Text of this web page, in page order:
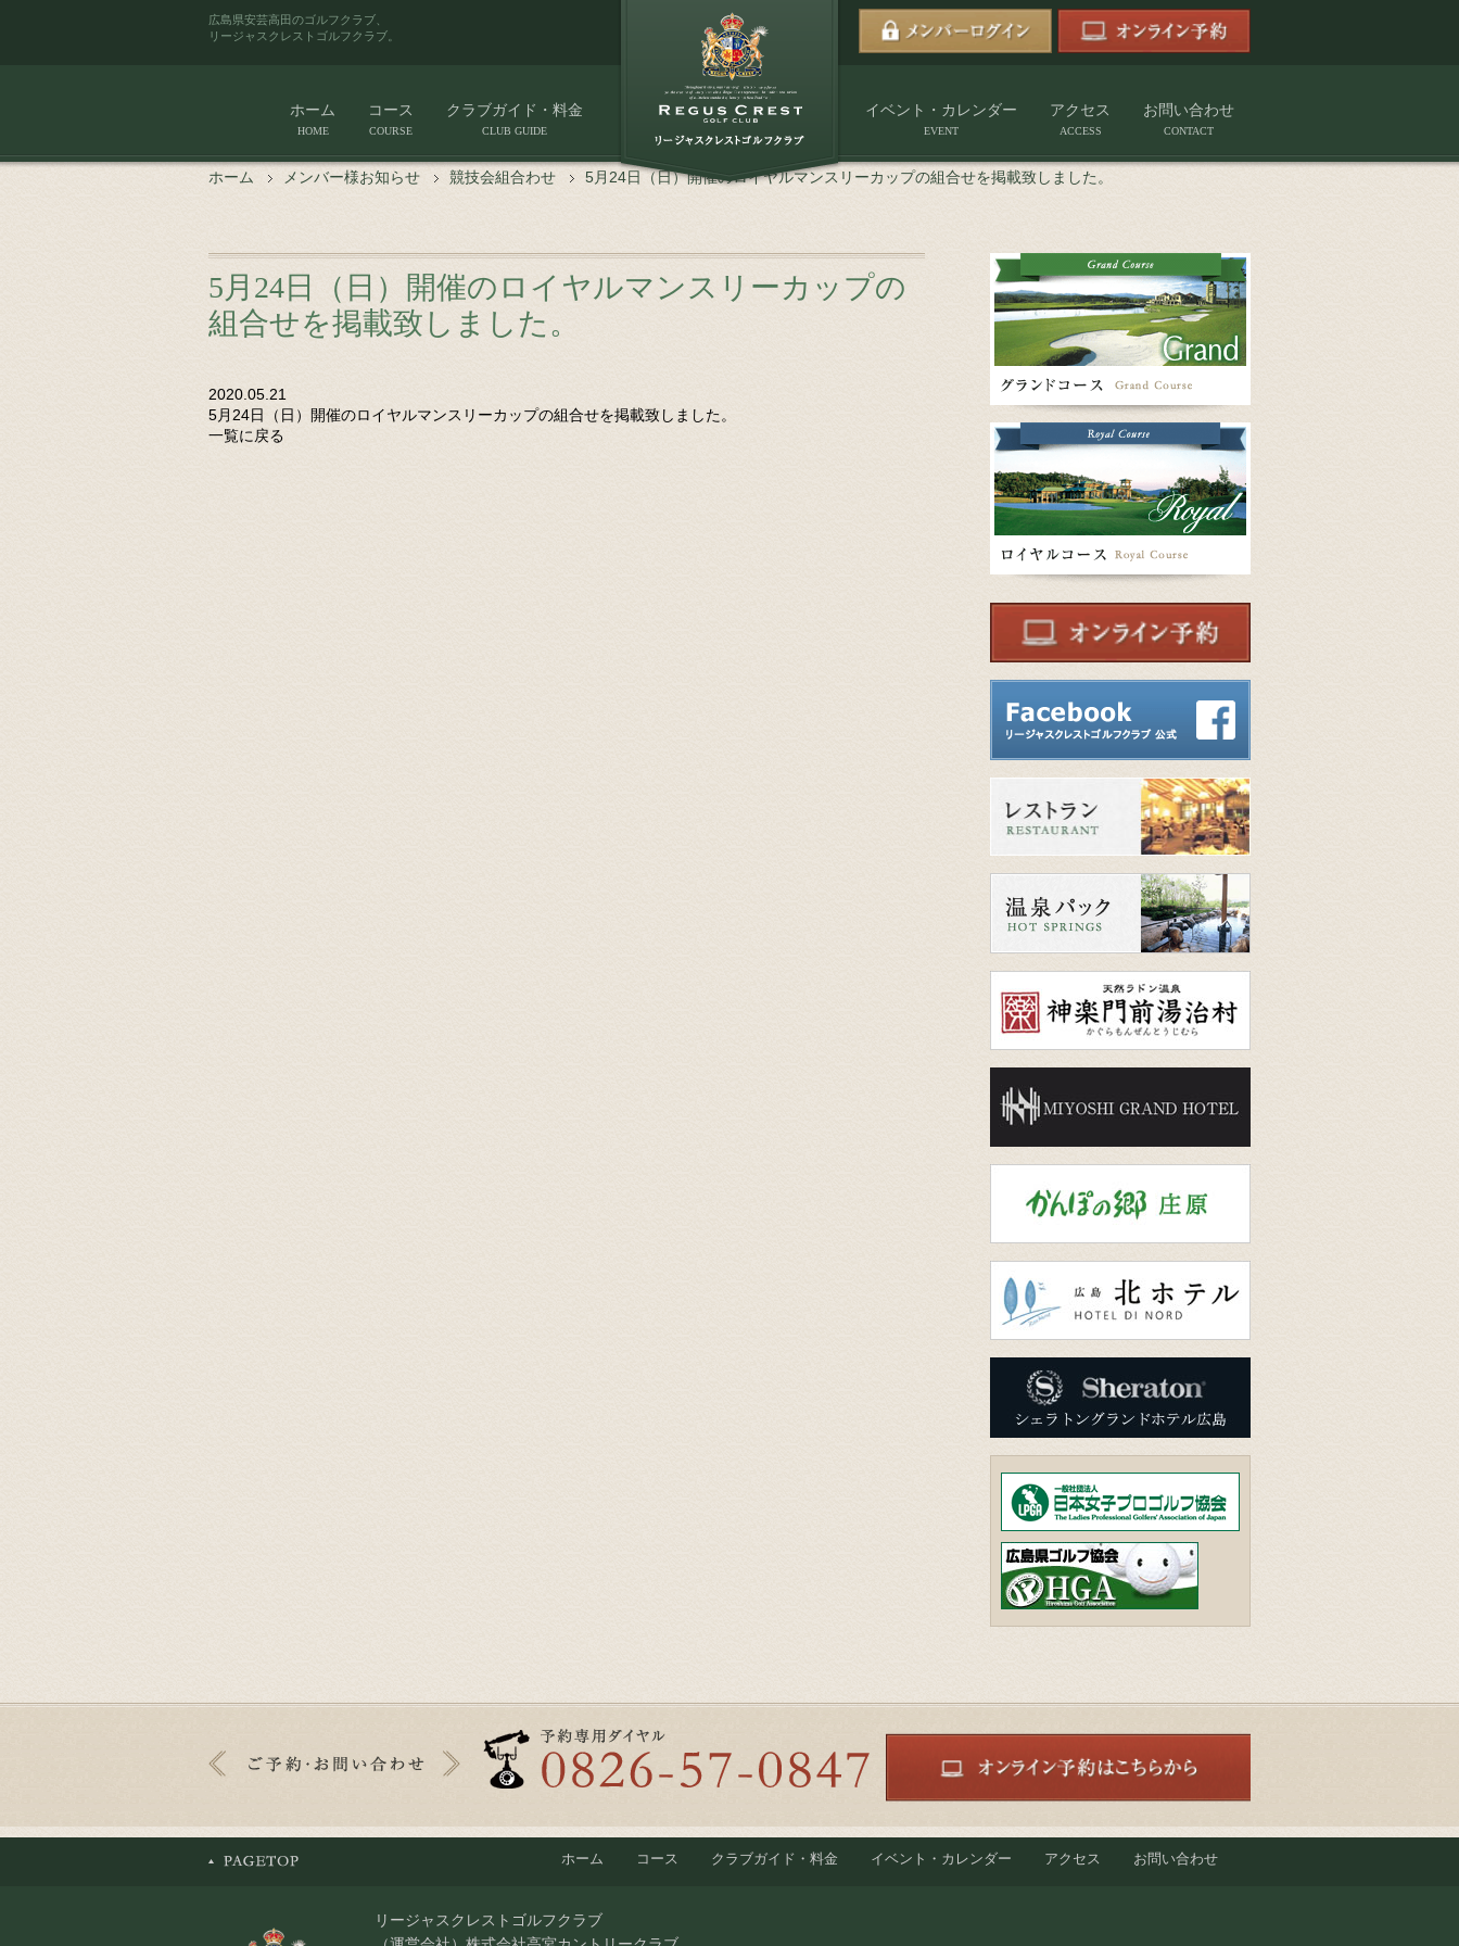
広島県安芸高田のゴルフクラブ、
リージャスクレストゴルフクラブ。
ホーム
HOME
コース
COURSE
クラブガイド・料金
CLUB GUIDE
イベント・カレンダー
EVENT
アクセス
ACCESS
お問い合わせ
CONTACT
ホーム メンバー様お知らせ 競技会組合わせ 5月24日（日）開催のロイヤルマンスリーカップの組合せを掲載致しました。
5月24日（日）開催のロイヤルマンスリーカップの
組合せを掲載致しました。
2020.05.21
5月24日（日）開催のロイヤルマンスリーカップの組合せを掲載致しました。
一覧に戻る
ホーム コース クラブガイド・料金 イベント・カレンダー アクセス お問い合わせ
リージャスクレストゴルフクラブ